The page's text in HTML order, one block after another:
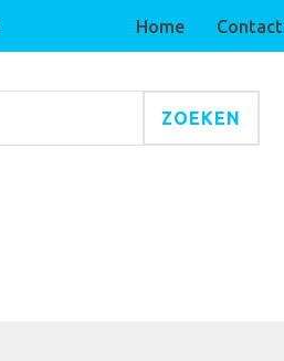
Home Contact
ZOEKEN